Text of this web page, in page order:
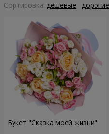
Cортировка: дешевые дорогие
Букет "Сказка моей жизни"